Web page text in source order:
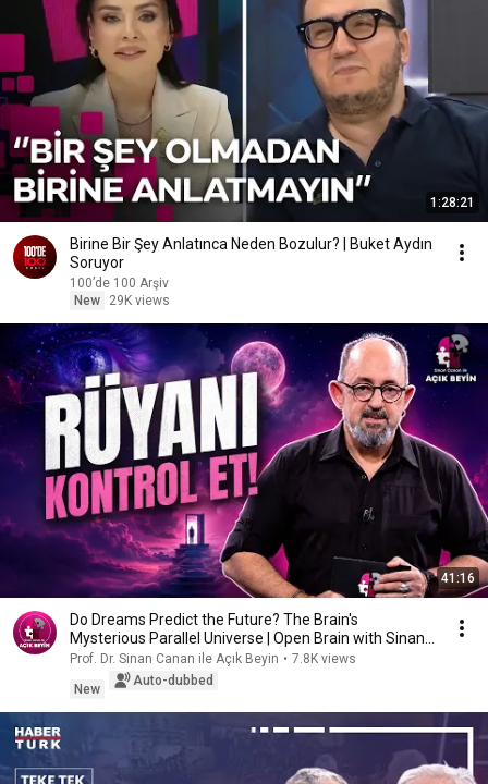
1:28:21
Birine Bir Şey Anlatınca Neden Bozulur? | Buket Aydın
Soruyor
100’de 100 Arşiv
New
29K views
41:16
Do Dreams Predict the Future? The Brain's
Mysterious Parallel Universe | Open Brain with Sinan
Canan
Prof. Dr. Sinan Canan ile Açık Beyin • 7.8K views
New
Auto-dubbed